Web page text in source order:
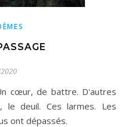
le deuil. Ces larmes. Les
ont dépassés.